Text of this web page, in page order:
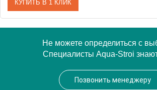
КУПИТЬ В 1 КЛИК
Производитель
Не можете определиться с
Специалисты Aqua-Stroi
Позвонить менеджеру